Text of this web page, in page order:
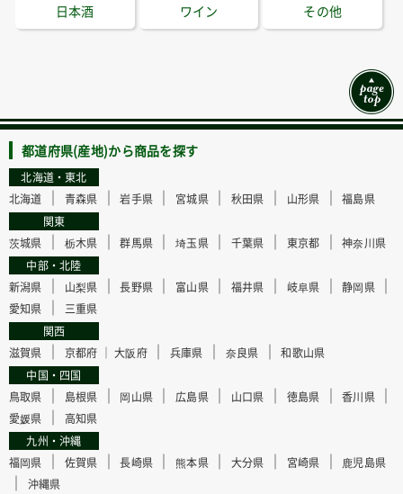
日本酒 ワイン その他
都道府県(産地)から商品を探す
北海道・東北
北海道
｜ 青森県 ｜岩手県 ｜ 宮城県｜ 秋田県 ｜ 山形県 ｜福島県
関東
茨城県
｜ 栃木県 ｜群馬県 ｜埼玉県｜ 千葉県 ｜ 東京都 ｜神奈川県
中部・北陸
新潟県
｜ 山梨県 ｜長野県 ｜ 富山県｜ 福井県 ｜ 岐阜県 ｜静岡県｜
愛知県 ｜
三重県
関西
滋賀県
｜ 京都府 ｜大阪府｜ 兵庫県 ｜ 奈良県 ｜和歌山県
中国・四国
鳥取県
｜ 島根県 ｜ 岡山県 ｜広島県｜ 山口県 ｜ 徳島県 ｜香川県｜
愛媛県 ｜
高知県
九州・沖縄
福岡県
｜ 佐賀県 ｜長崎県 ｜熊本県｜ 大分県 ｜ 宮崎県 ｜ 鹿児島県
｜ 沖縄県